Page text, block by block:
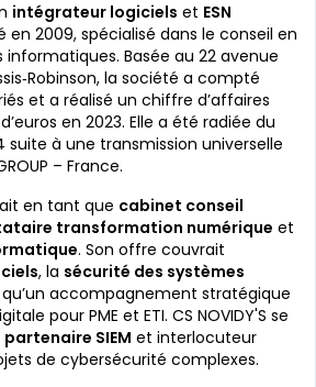
intégrateur logiciels et ESN
en 2009, spécialisé dans le conseil en
Basée au 22 avenue
la société a compté
et a réalisé un chiffre d’affaires
en 2023. Elle a été radiée du
suite à une transmission universelle
– France.
en tant que cabinet conseil
transformation numérique et
. Son offre couvrait
, la sécurité des systèmes
qu’un accompagnement stratégique
pour PME et ETI. CS NOVIDY'S se
partenaire SIEM et interlocuteur
de cybersécurité complexes.